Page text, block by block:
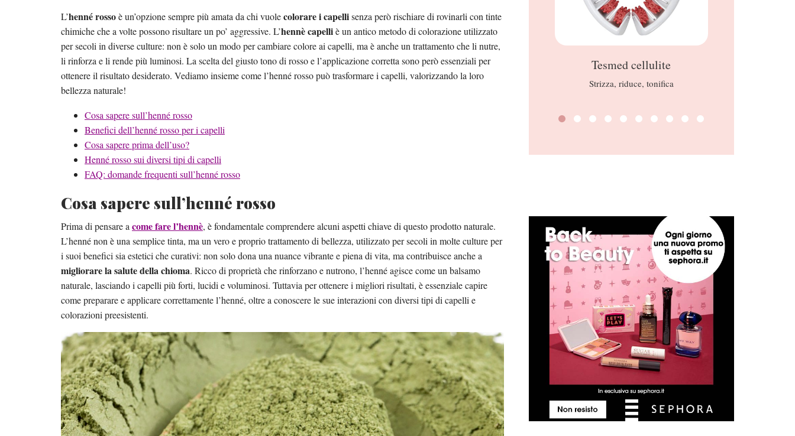
L’henné rossoè un’opzione sempre più amata da chi vuolecolorare i capellisenza però rischiare di rovinarli con tinte
chimiche che a volte possono risultare un po’ aggressive. L’hennè capelliè un antico metodo di colorazione utilizzato
per secoli in diverse culture: non è solo un modo per cambiare colore ai capelli, ma è anche un trattamento che li nutre,
li rinforza e li rende più luminosi. La scelta del giusto tono di rosso e l’applicazione corretta sono però essenziali per
ottenere il risultato desiderato. Vediamo insieme come l’henné rosso può trasformare i capelli, valorizzando la loro
bellezza naturale!
Cosa sapere sull’henné rosso
Benefici dell’henné rosso per i capelli
Cosa sapere prima dell’uso?
Henné rosso sui diversi tipi di capelli
FAQ: domande frequenti sull’henné rosso
Cosa sapere sull’henné rosso
Prima di pensare a come fare l’hennè, è fondamentale comprendere alcuni aspetti chiave di questo prodotto naturale.
L’henné non è una semplice tinta, ma un vero e proprio trattamento di bellezza, utilizzato per secoli in molte culture per
i suoi benefici sia estetici che curativi: non solo dona una nuance vibrante e piena di vita, ma contribuisce anche a
migliorare la salute della chioma. Ricco di proprietà che rinforzano e nutrono, l’henné agisce come un balsamo
naturale, lasciando i capelli più forti, lucidi e voluminosi. Tuttavia per ottenere i migliori risultati, è essenziale capire
come preparare e applicare correttamente l’henné, oltre a conoscere le sue interazioni con diversi tipi di capelli e
colorazioni preesistenti.
Tesmed cellulite
Strizza, riduce, tonifica